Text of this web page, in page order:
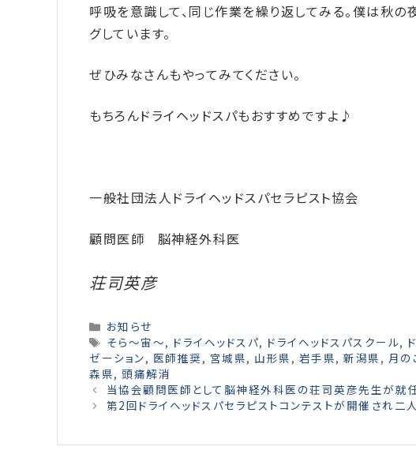
呼吸を意識して、同じ作業を繰り返してみる。僕は秋
グしています。
ぜひみなさんもやってみてください。
もちろんドライヘッドスパもおすすめですよ♪
一般社団法人ドライヘッドスパセラピスト協会
顧問医師 脳神経外科医
荘司英彦
Categories
お知らせ
Tags
そら～宙～, ドライヘッドスパ, ドライヘッドスパスクール,
ゼーション, 医師推奨 , 宮城県, 山形県 , 岩手県, 新潟県 , 月の
森県, 頭痛解消
当協会顧問医師として脳神経外科医の荘司英彦先生が就
第2回ドライヘッドスパセラピストコンテストが開催され二